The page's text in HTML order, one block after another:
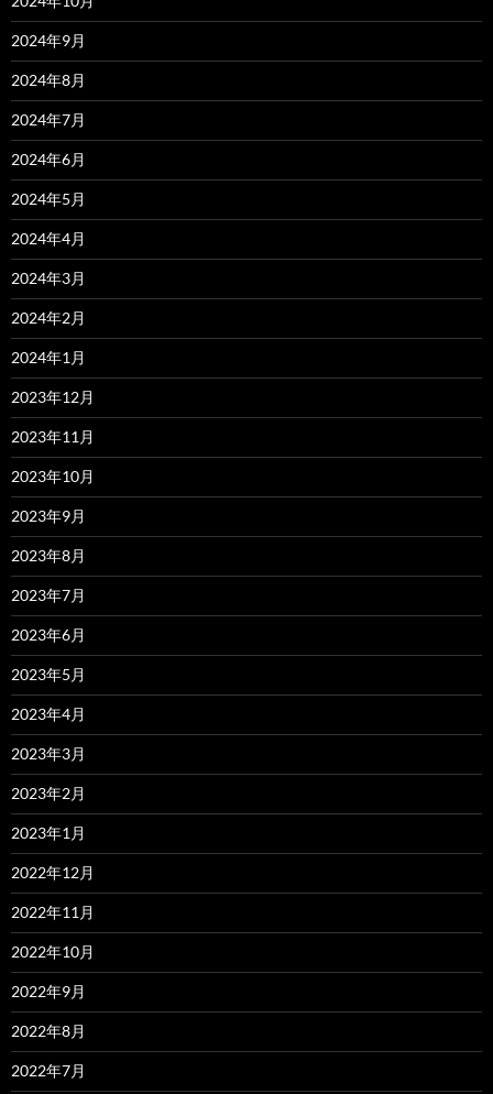
2024年9月
2024年8月
2024年7月
2024年6月
2024年5月
2024年4月
2024年3月
2024年2月
2024年1月
2023年12月
2023年11月
2023年10月
2023年9月
2023年8月
2023年7月
2023年6月
2023年5月
2023年4月
2023年3月
2023年2月
2023年1月
2022年12月
2022年11月
2022年10月
2022年9月
2022年8月
2022年7月